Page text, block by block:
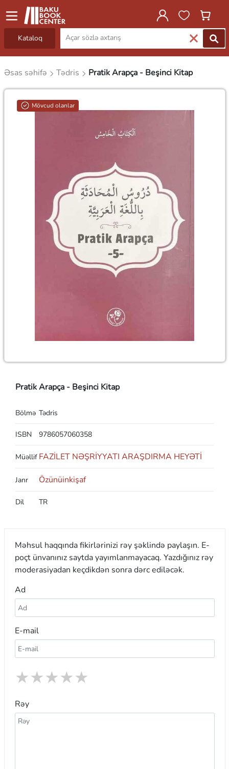
Kataloq
Əsas səhifə Tədris Pratik Arapça - Beşinci Kitap
Mövcud olanlar
Pratik Arapça - Beşinci Kitap
Bölmə Tədris
ISBN 9786057060358
Müəllif FAZİLET NƏŞRİYYATI ARAŞDIRMA HEYƏTİ
Janr Özünüinkişaf
Dil TR
Məhsul haqqında fikirlərinizi rəy şəklində paylaşın. E-
poçt ünvanınız saytda yayımlanmayacaq. Yazdığınız rəy
moderasiyadan keçdikdən sonra dərc ediləcək.
Ad
E-mail
★
★
★
★
★
Rəy